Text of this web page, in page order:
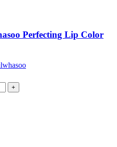
Perfecting Lip Color